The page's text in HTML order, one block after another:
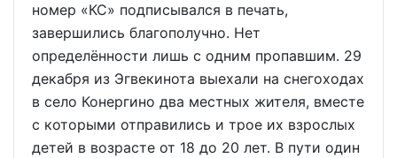
номер «КС» подписывался в печать,
завершились благополучно. Нет
определённости лишь с одним пропавшим. 29
декабря из Эгвекинота выехали на снегоходах
в село Конергино два местных жителя, вместе
с которыми отправились и трое их взрослых
детей в возрасте от 18 до 20 лет. В пути один